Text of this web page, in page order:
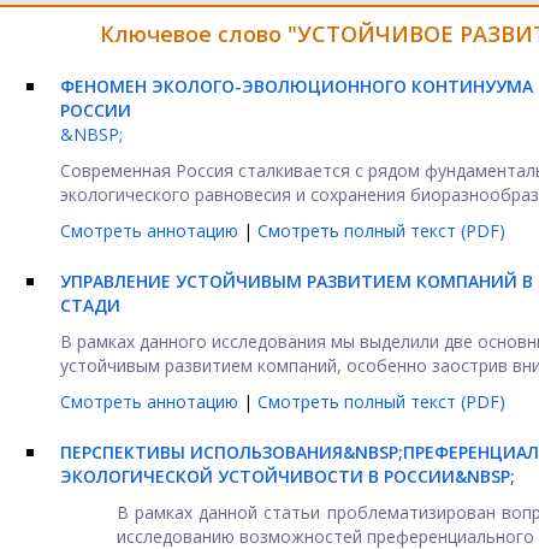
Ключевое слово "УСТОЙЧИВОЕ
ФЕНОМЕН ЭКОЛОГО-ЭВОЛЮЦИОННОГО КОНТИНУУМА
РОССИИ
&NBSP;
Современная Россия сталкивается с рядом
экологического равновесия и сохранения
Смотреть аннотацию | Смотреть полный текст (PDF)
УПРАВЛЕНИЕ УСТОЙЧИВЫМ РАЗВИТИЕМ КОМПАНИЙ
СТАДИ
В рамках данного исследования мы выделили две
устойчивым развитием компаний, особенно заострив
Смотреть аннотацию | Смотреть полный текст (PDF)
ПЕРСПЕКТИВЫ
ЭКОЛОГИЧЕСКОЙ УСТОЙЧИВОСТИ В РОССИИ&NBSP;
В рамках данной статьи проблематизирован
исследованию возможностей преференциального